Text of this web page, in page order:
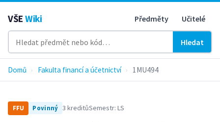
VŠE Wiki Předměty Učitelé
Hledat
Domů › Fakulta financí a účetnictví › 1MU494
FFU Povinný 3 kreditůSemestr: LS